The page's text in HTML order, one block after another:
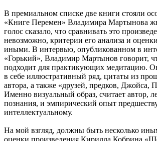
В премиальном списке две книги стояли
«Книге Перемен» Владимира Мартынова
голос сказало, что сравнивать это
невозможно, критерии его анализа и
иными. В интервью, опубликованном в
«Горький», Владимир Мартынов говорит,
подходит для практикующих медитацию.
в себе иллюстративный ряд, цитаты из
автора, а также «друзей, предков, Джойса,
Именно визуальный образ, считает автор,
познания, и эмпирический опыт
интеллектуальному.
На мой взгляд, должны быть несколько
оценки произведения Кирилла Кобрина